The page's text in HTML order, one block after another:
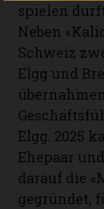
spielen
Neben
Schweiz
Elgg und
Elgg. 2025
Ehepaar
darauf die
gegründet,